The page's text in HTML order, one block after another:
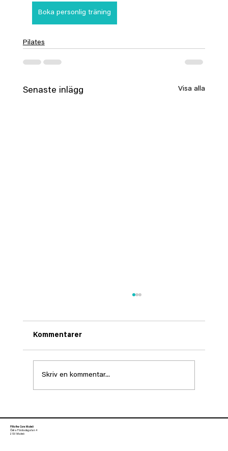
Boka personlig träning
Pilates
Senaste inlägg Visa alla
Kommentarer
Skriv en kommentar...
Fit to the Core Malmö
Östra Förstadsgatan 4
21131 Malmö